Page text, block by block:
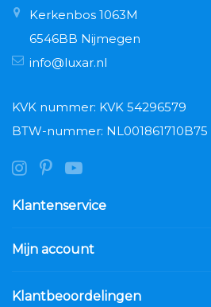
Kerkenbos 1063M
6546BB Nijmegen
info@luxar.nl
KVK nummer: KVK 54296579
BTW-nummer: NL001861710B75
Klantenservice
Mijn account
Klantbeoordelingen